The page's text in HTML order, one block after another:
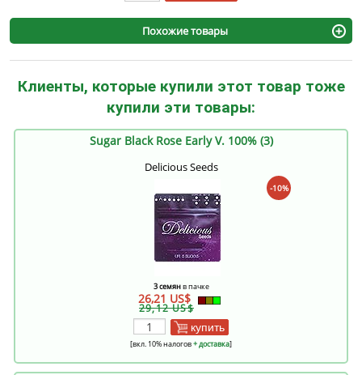
Похожие товары
Клиенты, которые купили этот товар тоже
купили эти товары:
Sugar Black Rose Early V. 100% (3)
Delicious Seeds
-10%
3 семянв пачке
26,21 US$
29,12 US$
купить
[вкл. 10% налогов+ доставка]